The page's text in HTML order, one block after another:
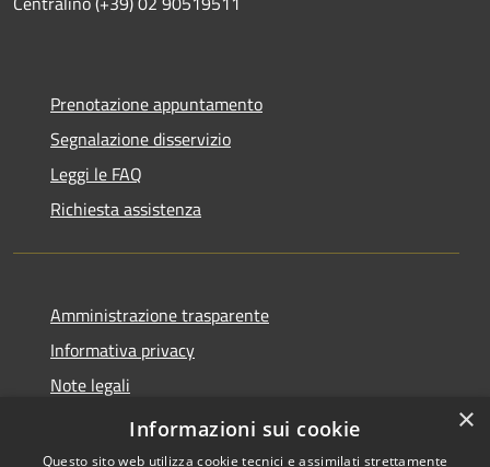
Prenotazione appuntamento
Segnalazione disservizio
Leggi le FAQ
Richiesta assistenza
Amministrazione trasparente
Informativa privacy
Note legali
Dichiarazione di accessibilità
×
Informazioni sui cookie
Questo sito web utilizza cookie tecnici e assimilati strettamente